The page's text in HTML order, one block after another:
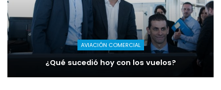
AVIACIÓN COMERCIAL
¿Qué sucedió hoy con los vuelos?